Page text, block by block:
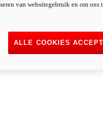
van websitegebruik en om ons
ALLE COOKIES